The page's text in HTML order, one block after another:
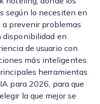
según lo necesiten en
a prevenir problemas
disponibilidad en
de usuario con
más inteligentes.
herramientas
para 2026, para que
la que mejor se